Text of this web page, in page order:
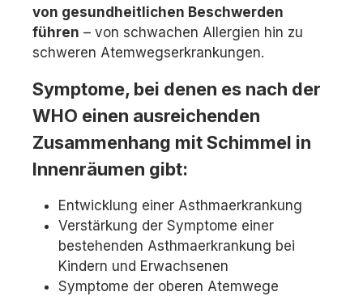
von gesundheitlichen Beschwerden
führen – von schwachen Allergien hin zu
schweren Atemwegserkrankungen.
Symptome, bei denen es nach der
WHO einen ausreichenden
Zusammenhang mit Schimmel in
Innenräumen gibt:
Entwicklung einer Asthmaerkrankung
Verstärkung der Symptome einer
bestehenden Asthmaerkrankung bei
Kindern und Erwachsenen
Symptome der oberen Atemwege